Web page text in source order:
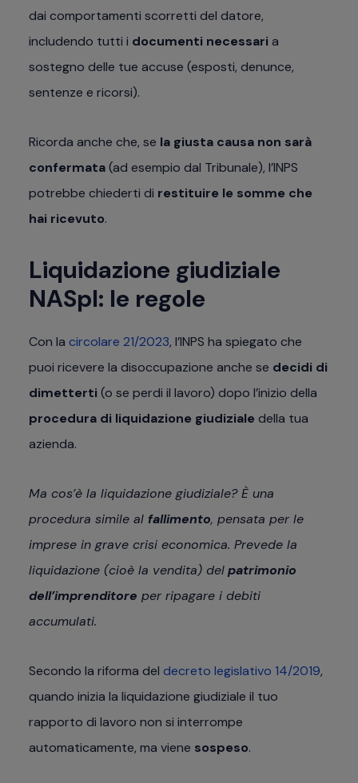
dai comportamenti scorretti del datore,
includendo tutti i documenti necessari a
sostegno delle tue accuse (esposti, denunce,
sentenze e ricorsi).
Ricorda anche che, se la giusta causa non sarà
confermata(ad esempio dal Tribunale), l’INPS
potrebbe chiederti di restituire le somme che
hai ricevuto.
Liquidazione giudiziale
NASpI: le regole
Con la circolare 21/2023, l’INPS ha spiegato che
puoi ricevere la disoccupazione anche se decidi di
dimetterti (o se perdi il lavoro) dopo l’inizio della
procedura di liquidazione giudiziale della tua
azienda.
Ma cos’è la liquidazione giudiziale? È una
procedura simile al fallimento, pensata per le
imprese in grave crisi economica. Prevede la
liquidazione (cioè la vendita) delpatrimonio
dell’imprenditore per ripagare i debiti
accumulati.
Secondo la riforma del decreto legislativo 14/2019,
quando inizia la liquidazione giudiziale il tuo
rapporto di lavoro non si interrompe
automaticamente, ma viene sospeso.